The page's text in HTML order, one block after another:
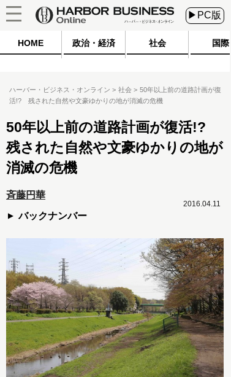
▶PC版
HOME 政治・経済 社会 国際
ハーバー・ビジネス・オンライン 社会
50年以上前の道路計画が復
活!? 残された自然や文豪ゆかりの地が消滅の危機
50年以上前の道路計画が復活!?
残された自然や文豪ゆかりの地が
消滅の危機
斉藤円華
バックナンバー
2016.04.11